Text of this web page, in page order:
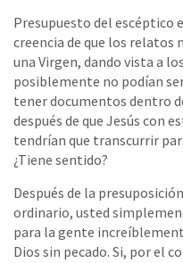
Presupuesto del escéptico
creencia de que los relatos
una Virgen, dando vista a
posiblemente no podían
tener documentos dentro
después de que Jesús con
tendrían que transcurrir
¿Tiene sentido?
Después de la
ordinario, usted
para la gente
Dios sin pecado. Si, por el